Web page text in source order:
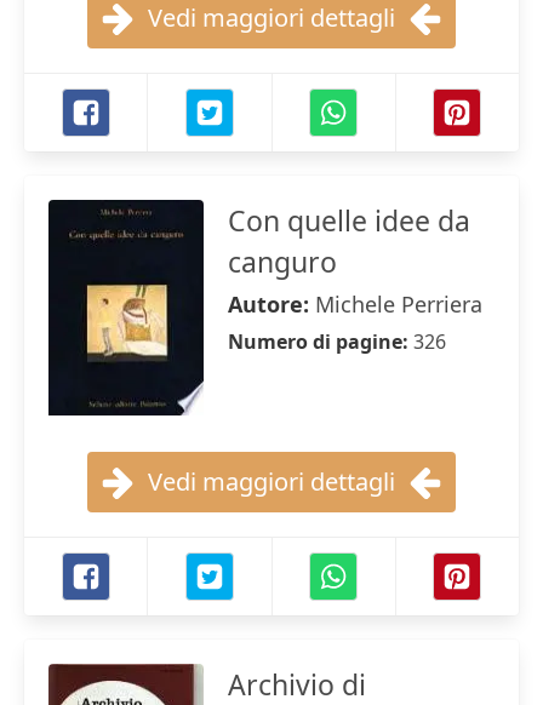
Vedi maggiori dettagli
Con quelle idee da
canguro
Autore: Michele Perriera
Numero di pagine: 326
Vedi maggiori dettagli
Archivio di